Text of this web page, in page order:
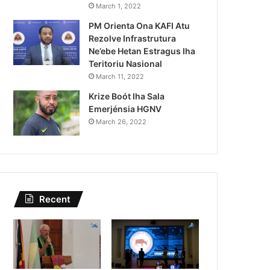
Tau Prioridade ba Setór
no Setór Produtivu
March 1, 2022
PM Orienta Ona KAFI Atu
Rezolve Infrastrutura
Ne’ebe Hetan Estragus Iha
Teritoriu Nasional
March 11, 2022
Krize Boót Iha Sala
Emerjénsia HGNV
March 26, 2022
Recent